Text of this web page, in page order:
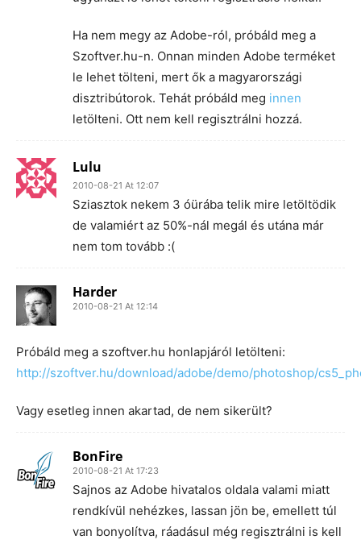
Ha nem megy az Adobe-ról, próbáld meg a
Szoftver.hu-n. Onnan minden Adobe terméket
le lehet tölteni, mert ők a magyarországi
disztribútorok. Tehát próbáld meg innen
letölteni. Ott nem kell regisztrálni hozzá.
Lulu
2010-08-21 At 12:07
Sziasztok nekem 3 óürába telik mire letöltödik
de valamiért az 50%-nál megál és utána már
nem tom tovább :(
Harder
2010-08-21 At 12:14
Próbáld meg a szoftver.hu honlapjáról letölteni:
http://szoftver.hu/download/adobe/demo/photoshop/
Vagy esetleg innen akartad, de nem sikerült?
BonFire
2010-08-21 At 17:23
Sajnos az Adobe hivatalos oldala valami miatt
rendkívül nehézkes, lassan jön be, emellett túl
van bonyolítva, ráadásul még regisztrálni is kell